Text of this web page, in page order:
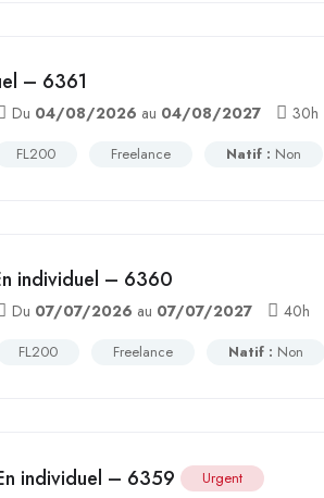
– 6361
Du 04/08/2026 au 04/08/2027 30h
FL200 Freelance Natif : Non
individuel – 6360
Du 07/07/2026 au 07/07/2027 40h
FL200 Freelance Natif : Non
individuel – 6359 Urgent